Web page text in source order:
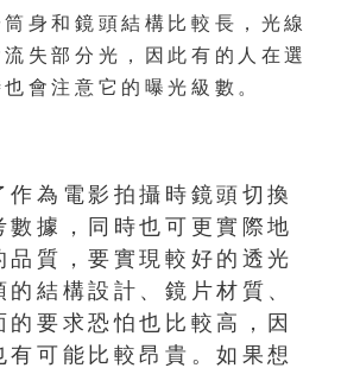
身和鏡頭結構比較長，光線
失部分光，因此有的人在選
會注意它的曝光級數。
作為電影拍攝時鏡頭切換
數據，同時也可更實際地
品質，要實現較好的透光
結構設計、鏡片材質、
要求恐怕也比較高，因
有可能比較昂貴。如果想